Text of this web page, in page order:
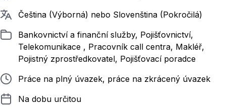
Požadované jazyky
Čeština (Výborná) nebo Slovenština (Pokročilá)
ZařazenoBankovnictví a finanční služby, Pojišťovnictví,
Telekomunikace , Pracovník call centra, Makléř,
Pojistný zprostředkovatel, Pojišťovací poradce
Typ pracovního poměru
Práce na plný úvazek, práce na zkrácený úvazek
Délka pracovního poměru
Na dobu určitou